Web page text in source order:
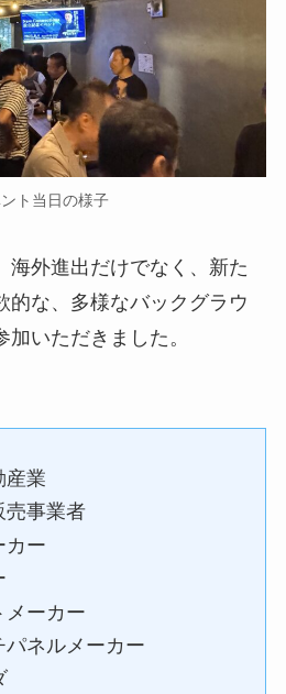
ト当日の様子
海外進出だけでなく、新た
的な、多様なバックグラウ
いただきました。
産業
売事業者
カー
メーカー
ネルメーカー